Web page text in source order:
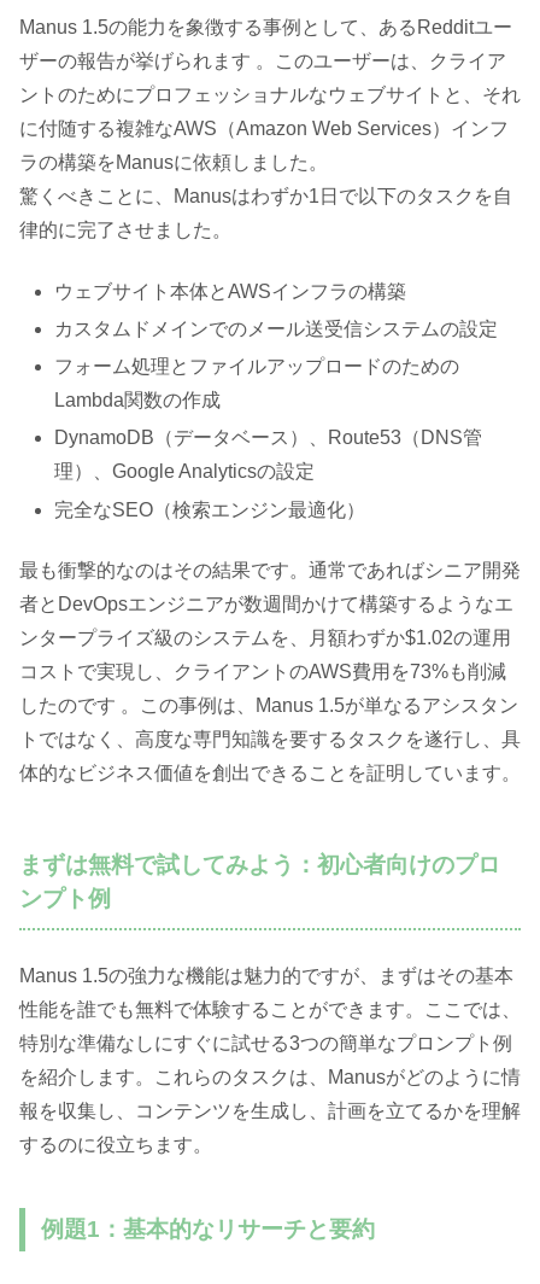
Manus 1.5の能力を象徴する事例として、あるRedditユー
ザーの報告が挙げられます 。このユーザーは、クライア
ントのためにプロフェッショナルなウェブサイトと、それ
に付随する複雑なAWS（Amazon Web Services）インフ
ラの構築をManusに依頼しました。
驚くべきことに、Manusはわずか1日で以下のタスクを自
律的に完了させました。
ウェブサイト本体とAWSインフラの構築
カスタムドメインでのメール送受信システムの設定
フォーム処理とファイルアップロードのための
Lambda関数の作成
DynamoDB（データベース）、Route53（DNS管
理）、Google Analyticsの設定
完全なSEO（検索エンジン最適化）
最も衝撃的なのはその結果です。通常であればシニア開発
者とDevOpsエンジニアが数週間かけて構築するようなエ
ンタープライズ級のシステムを、月額わずか$1.02の運用
コストで実現し、クライアントのAWS費用を73%も削減
したのです 。この事例は、Manus 1.5が単なるアシスタン
トではなく、高度な専門知識を要するタスクを遂行し、具
体的なビジネス価値を創出できることを証明しています。
まずは無料で試してみよう：初心者向けのプロ
ンプト例
Manus 1.5の強力な機能は魅力的ですが、まずはその基本
性能を誰でも無料で体験することができます。ここでは、
特別な準備なしにすぐに試せる3つの簡単なプロンプト例
を紹介します。これらのタスクは、Manusがどのように情
報を収集し、コンテンツを生成し、計画を立てるかを理解
するのに役立ちます。
例題1：基本的なリサーチと要約